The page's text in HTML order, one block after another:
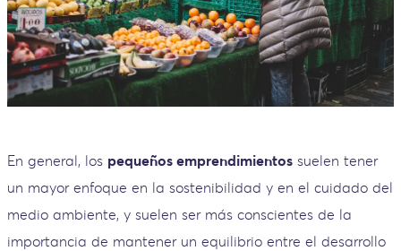
En general, los pequeños emprendimientos suelen tener
un mayor enfoque en la sostenibilidad y en el cuidado del
medio ambiente, y suelen ser más conscientes de la
importancia de mantener un equilibrio entre el desarrollo